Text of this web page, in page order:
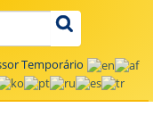
Temporário